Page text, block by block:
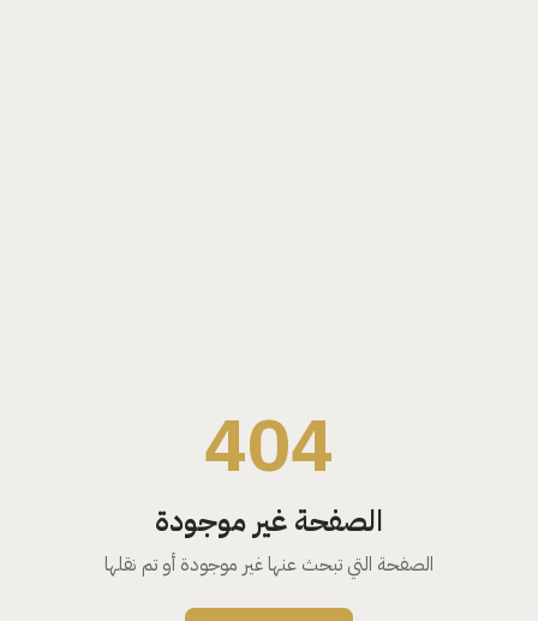
404
الصفحة غير موجودة
الصفحة التي تبحث عنها غير موجودة أو تم نقلها